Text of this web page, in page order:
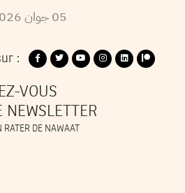
05 جوان
:
VOUS
NEWSLETTER
DE NAWAAT